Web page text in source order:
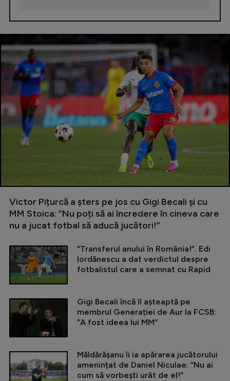
Victor Pițurcă a șters pe jos cu Gigi Becali și cu
MM Stoica: ”Nu poți să ai încredere în cineva care
nu a jucat fotbal să aducă jucători!”
”Transferul anului în România!”. Edi
Iordănescu a dat verdictul despre
fotbalistul care a semnat cu Rapid
Gigi Becali încă îl așteaptă pe
membrul Generației de Aur la FCSB:
”A fost ideea lui MM”
Măldărășanu îi ia apărarea jucătorului
amenințat de Daniel Niculae: ”Nu ai
cum să vorbești urât de el!”